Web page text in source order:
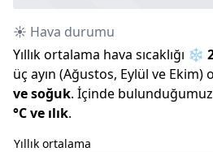
☀️ Hava durumu
Yıllık ortalama hava sıcaklığı ❄️
üç ayın (Ağustos, Eylül ve Ekim)
vesoğuk. İçinde bulunduğumuz
°C ve ılık.
Yıllık ortalama